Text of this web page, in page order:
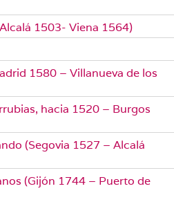
1503- Viena 1564)
1580 – Villanueva de los
hacia 1520 – Burgos
(Segovia 1527 – Alcalá
(Gijón 1744 – Puerto de